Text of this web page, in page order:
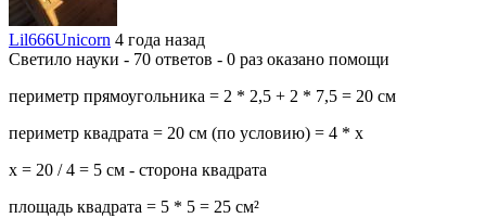
Lil666Unicorn 4 года назад
Светило науки - 70 ответов - 0 раз оказано помощи
периметр прямоугольника = 2 * 2,5 + 2 * 7,5 = 20 см
периметр квадрата = 20 см (по условию) = 4 * x
x = 20 / 4 = 5 см - сторона квадрата
площадь квадрата = 5 * 5 = 25 см²